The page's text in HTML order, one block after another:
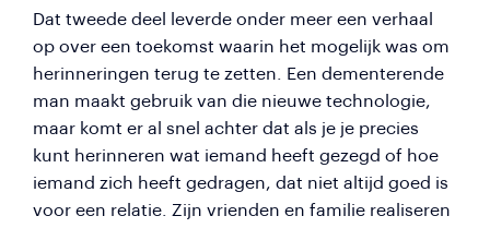
Dat tweede deel leverde onder meer een verhaal
op over een toekomst waarin het mogelijk was om
herinneringen terug te zetten. Een dementerende
man maakt gebruik van die nieuwe technologie,
maar komt er al snel achter dat als je je precies
kunt herinneren wat iemand heeft gezegd of hoe
iemand zich heeft gedragen, dat niet altijd goed is
voor een relatie. Zijn vrienden en familie realiseren